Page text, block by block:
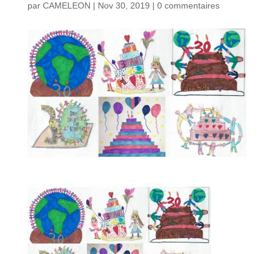
par CAMELEON | Nov 30, 2019 | 0 commentaires